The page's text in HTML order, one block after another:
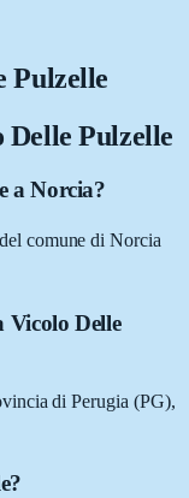
Pulzelle
Delle Pulzelle
a Norcia?
comune di Norcia
Vicolo Delle
di Perugia (PG),